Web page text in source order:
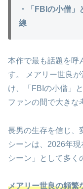
・「FBIの小僧
線
本作で最も話題を呼
す。 メアリー世良
け、「FBIの小僧」
ファンの間で大きな
長男の生存を信じ、
シーンは、2026年
シーン」として多く
メアリー世良の頻繁